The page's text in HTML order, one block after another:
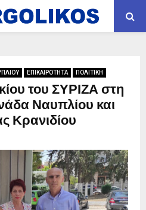
ΕΠΙΚΑΙΡΟΤΗΤΑ ΠΟΛΙΤΙΚΗ
του ΣΥΡΙΖΑ στη
Ναυπλίου και
Κρανιδίου